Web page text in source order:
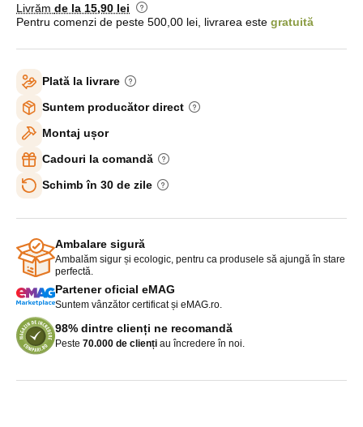
Livrăm de la 15,90 lei
Pentru comenzi de peste 500,00 lei, livrarea este gratuită
Plată la livrare
Suntem producător direct
Montaj ușor
Cadouri la comandă
Schimb în 30 de zile
Ambalare sigură
Ambalăm sigur și ecologic, pentru ca produsele să ajungă în stare
perfectă.
Partener oficial eMAG
Suntem vânzător certificat și eMAG.ro.
98% dintre clienți ne recomandă
Peste 70.000 de clienți au încredere în noi.